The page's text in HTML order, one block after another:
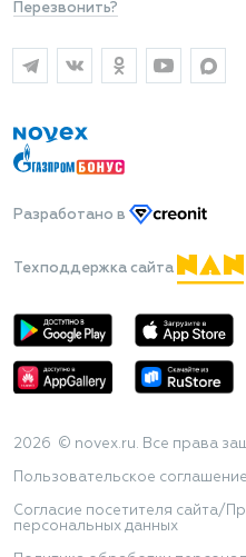
Перезвонить?
Разработано в
Техподдержка сайта
2026 © novex.ru. Все права
Пользовательское соглашение
Согласие посетителя сайта/
персональных данных